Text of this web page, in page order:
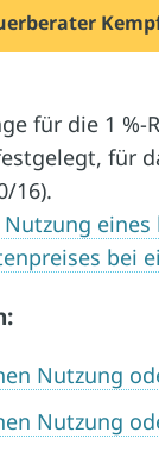
für die 1 %-
für
16).
bei
Nutzung
Nutzung